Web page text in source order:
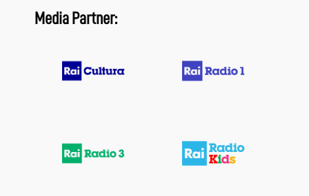
Media Partner: